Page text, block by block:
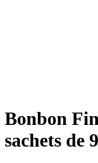
Bonbon
sachets de